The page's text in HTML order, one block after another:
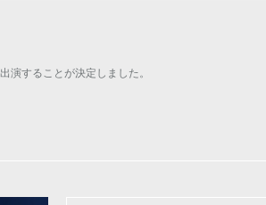
演することが決定しました。